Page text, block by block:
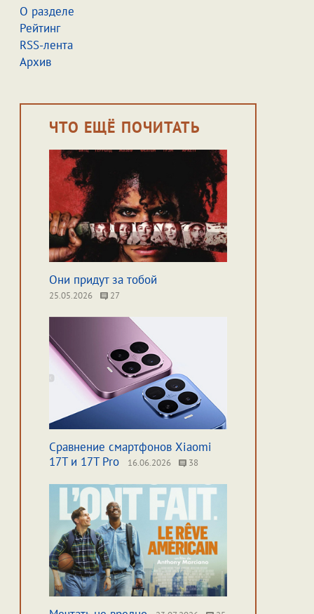
О разделе
Рейтинг
RSS-лента
Архив
ЧТО ЕЩЁ ПОЧИТАТЬ
Они придут за тобой
25.05.2026 27
Сравнение смартфонов Xiaomi
17T и 17T Pro
16.06.2026 38